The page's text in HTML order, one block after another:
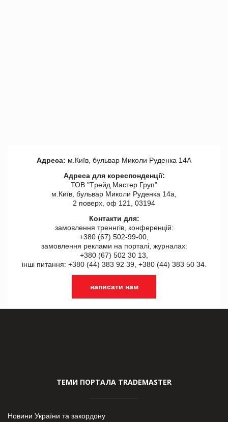
Адреса: м.Київ, бульвар Миколи Руденка 14А
Адреса для кореспонденції:
ТОВ "Tрейд Мастер Груп"
м.Київ, бульвар Миколи Руденка 14а,
2 поверх, оф 121, 03194
Контакти для:
замовлення треннгів, конференцій:
+380 (67) 502-99-00,
замовлення реклами на порталі, журналах:
+380 (67) 502 30 13,
інші питання: +380 (44) 383 92 39, +380 (44) 383 50 34.
написати нам
ТЕМИ ПОРТАЛА TRADEMASTER
Новини України та закордону